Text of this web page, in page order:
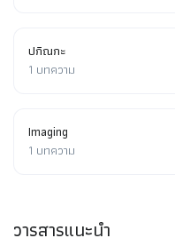
ปกิณกะ
1 บทความ
Imaging
1 บทความ
วารสารแนะนำ